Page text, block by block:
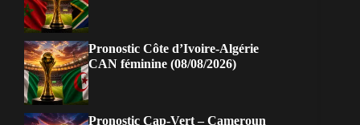
Pronostic Côte d’Ivoire-Algérie
CAN féminine (08/08/2026)
Pronostic Cap-Vert – Cameroun